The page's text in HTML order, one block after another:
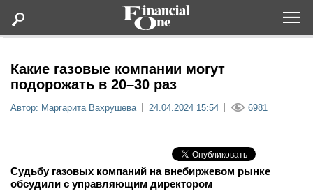
Статьи
Lifestyle
Какие газовые компании могут
подорожать в 20–30 раз
Автор: Маргарита Вахрушева 24.04.2024 15:54 6981
Судьбу газовых компаний на внебиржевом рынке
обсудили с управляющим директором